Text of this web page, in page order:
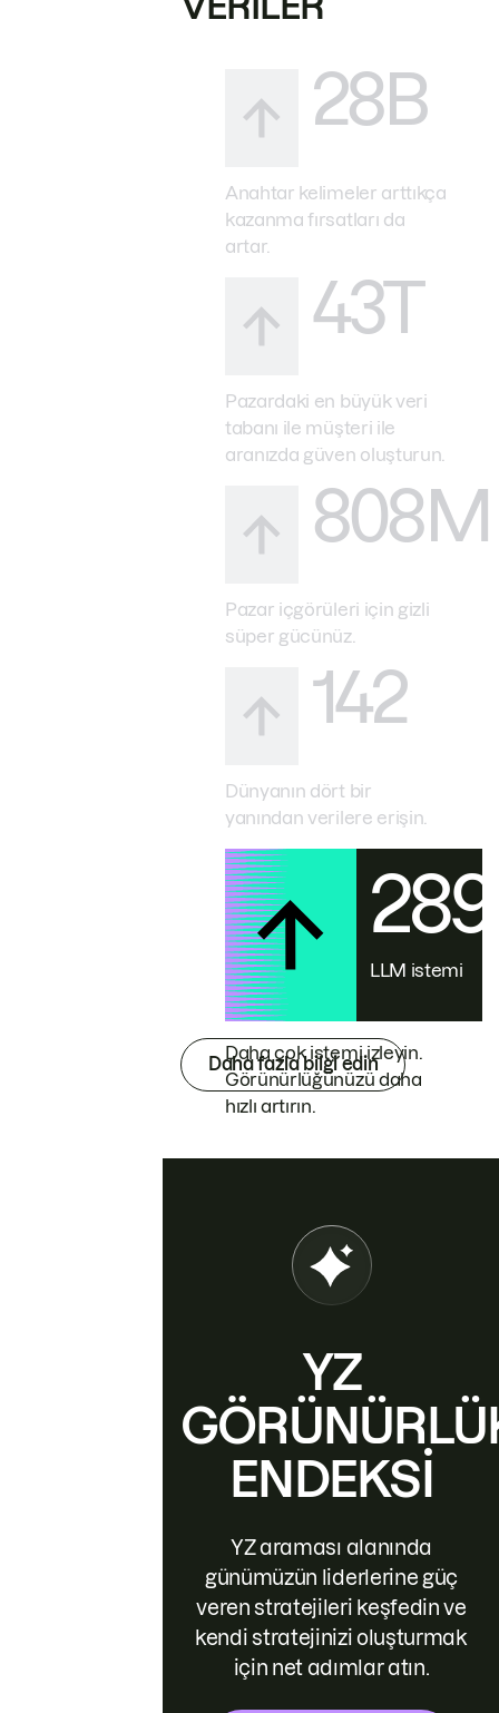
28B
Anahtar kelimeler arttıkça
kazanma fırsatları da
artar.
43T
Pazardaki en büyük veri
tabanı ile müşteri ile
aranızda güven oluşturun.
808M
Pazar içgörüleri için gizli
süper gücünüz.
142
Dünyanın dört bir
yanından verilere erişin.
LLM istemi
Daha çok istemi izleyin.
Görünürlüğünüzü daha
hızlı artırın.
Daha fazla bilgi edin
YZ
ENDEKSI
YZ araması alanında
günümüzün liderlerine güç
veren stratejileri keşfedin ve
kendi stratejinizi oluşturmak
için net adımlar atın.